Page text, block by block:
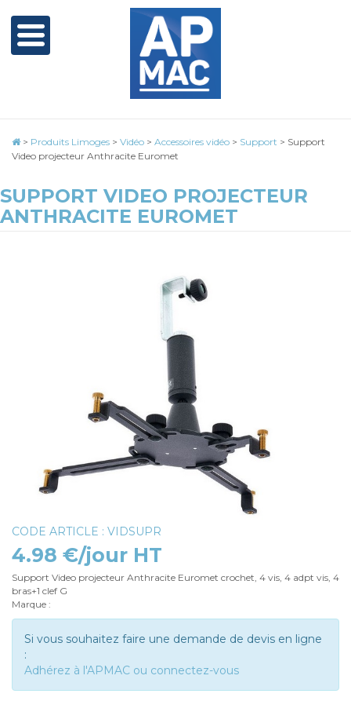
> Produits Limoges > Vidéo > Accessoires vidéo > Support > Support
Video projecteur Anthracite Euromet
SUPPORT VIDEO PROJECTEUR
ANTHRACITE EUROMET
CODE ARTICLE : VIDSUPR
4.98 €/jour HT
Support Video projecteur Anthracite Euromet crochet, 4 vis, 4 adpt vis, 4
bras+1 clef G
Marque :
Si vous souhaitez faire une demande de devis en ligne
:
Adhérez à l'APMAC ou connectez-vous